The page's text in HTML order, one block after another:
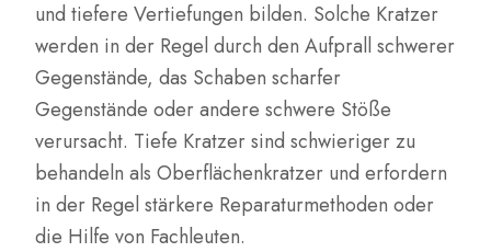
und tiefere Vertiefungen bilden. Solche Kratzer
werden in der Regel durch den Aufprall schwerer
Gegenstände, das Schaben scharfer
Gegenstände oder andere schwere Stöße
verursacht. Tiefe Kratzer sind schwieriger zu
behandeln als Oberflächenkratzer und erfordern
in der Regel stärkere Reparaturmethoden oder
die Hilfe von Fachleuten.